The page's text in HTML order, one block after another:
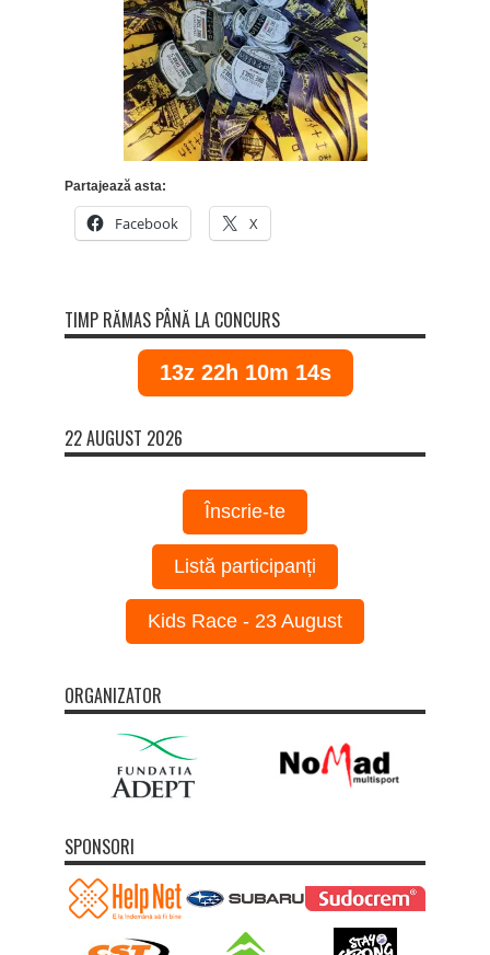
Partajează asta:
Facebook X
TIMP RĂMAS PÂNĂ LA CONCURS
13z 22h 10m 14s
22 AUGUST 2026
Înscrie-te
Listă participanți
Kids Race - 23 August
ORGANIZATOR
SPONSORI